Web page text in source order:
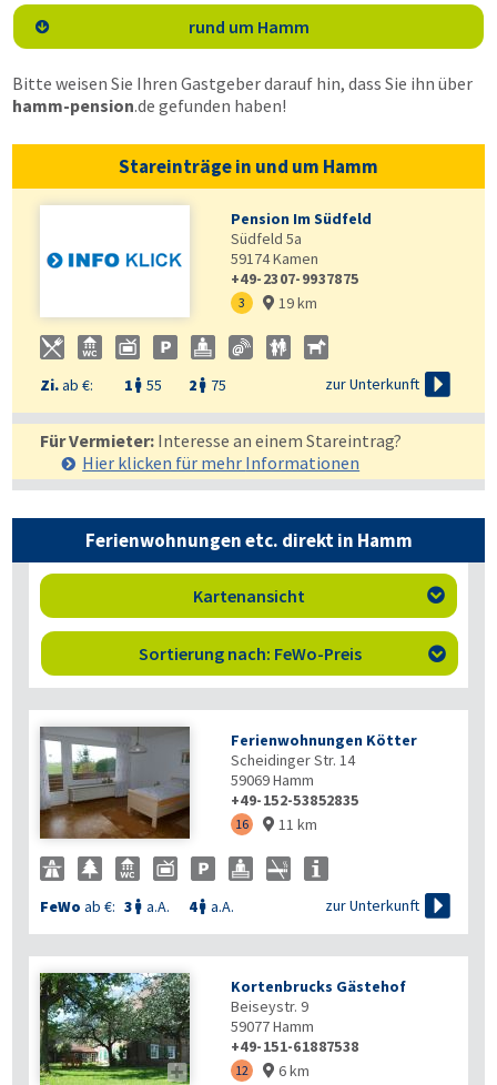
 rund um Hamm
Bitte weisen Sie Ihren Gastgeber darauf hin, dass Sie ihn über
hamm-pension.de gefunden haben!
Stareinträge in und um Hamm
Pension Im Südfeld
Südfeld 5a
59174Kamen
+49-2307-9937875
3  19 km
Zi.ab €: 1  55 2  75 zur Unterkunft 
Für Vermieter: Interesse an einem Stareintrag?
Hier klicken für mehr Informationen
Ferienwohnungen etc. direkt in Hamm
Kartenansicht 
Sortierung nach: FeWo-Preis 
Ferienwohnungen Kötter
Scheidinger Str. 14
59069Hamm
+49-152-53852835
16  11 km
FeWo ab €: 3  a.A. 4 a.A. zur Unterkunft 

Kortenbrucks Gästehof
Beiseystr. 9
59077Hamm
+49-151-61887538
12  6 km